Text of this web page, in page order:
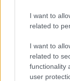
I want to
related to
I want to
related to
functionality
user